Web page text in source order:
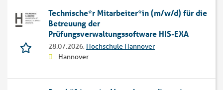
Technische*r Mitarbeiter*in (m/w/d) für die
Betreuung der
Prüfungsverwaltungssoftware HIS-EXA
28.07.2026, Hochschule Hannover
Hannover